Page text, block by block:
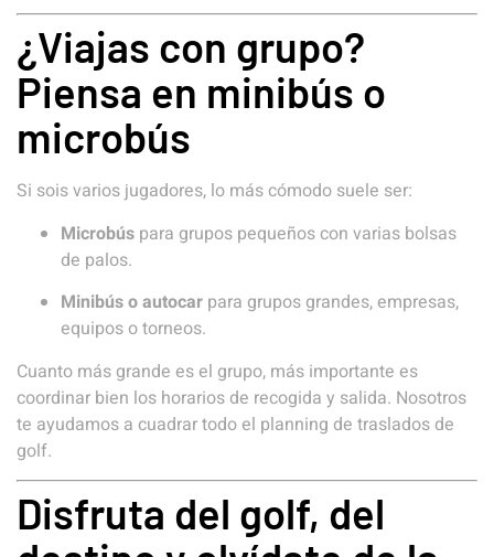
¿Viajas con grupo?
Piensa en minibús o
microbús
Si sois varios jugadores, lo más cómodo suele ser:
Microbús para grupos pequeños con varias bolsas
de palos.
Minibús o autocar para grupos grandes, empresas,
equipos o torneos.
Cuanto más grande es el grupo, más importante es
coordinar bien los horarios de recogida y salida. Nosotros
te ayudamos a cuadrar todo el planning de traslados de
golf.
Disfruta del golf, del